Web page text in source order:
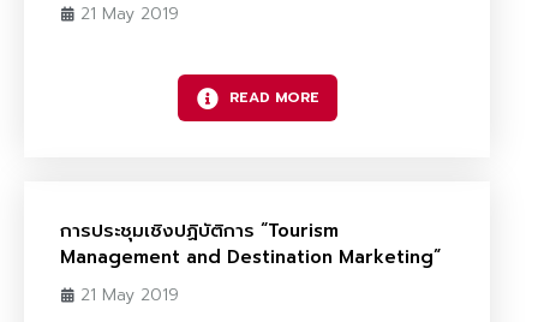
21 May 2019
READ MORE
การประชุมเชิงปฏิบัติการ “Tourism
Management and Destination Marketing”
21 May 2019